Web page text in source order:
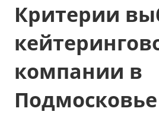
Критерии
компании в
Подмосковье